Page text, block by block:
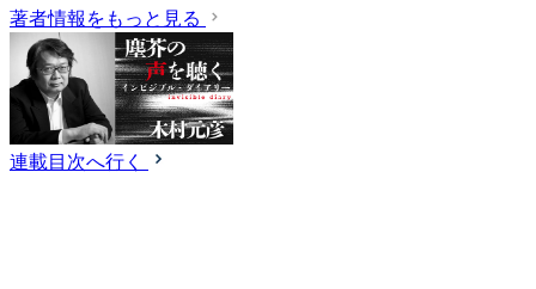
著者情報をもっと見る
連載目次へ行く